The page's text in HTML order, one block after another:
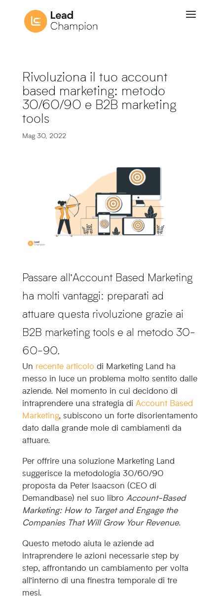
Rivoluziona il tuo account
based marketing: metodo
30/60/90 e B2B marketing
tools
Mag 30, 2022
Passare all’Account Based Marketing
ha molti vantaggi: preparati ad
attuare questa rivoluzione grazie ai
B2B marketing tools e al metodo 30-
60-90.
Un recente articolo di Marketing Land ha
messo in luce un problema molto sentito dalle
aziende. Nel momento in cui decidono di
intraprendere una strategia di Account Based
Marketing, subiscono un forte disorientamento
dato dalla grande mole di cambiamenti da
attuare.
Per offrire una soluzione Marketing Land
suggerisce la metodologia 30/60/90
proposta da Peter Isaacson (CEO di
Demandbase) nel suo libro Account-Based
Marketing: How to Target and Engage the
Companies That Will Grow Your Revenue.
Questo metodo aiuta le aziende ad
intraprendere le azioni necessarie step by
step, affrontando un cambiamento per volta
all’interno di una finestra temporale di tre
mesi.